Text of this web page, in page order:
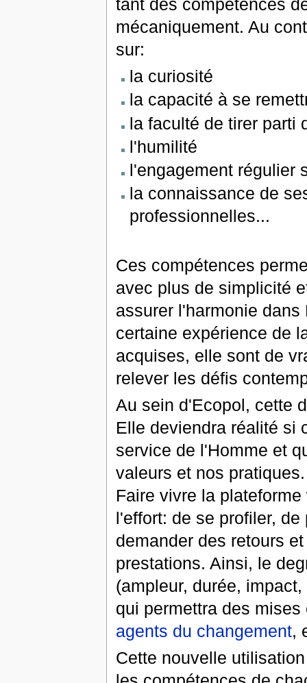
tant des compétences
mécaniquement. Au
sur:
la curiosité
la capacité à se
la faculté de tirer parti
l'humilité
l'engagement régulier
la connaissance de
professionnelles...
Ces compétences
avec plus de simplicité
assurer l'harmonie
certaine expérience de
acquises, elle sont de
relever les défis
Au sein d'Ecopol, cette
Elle deviendra réalité si
service de l'Homme et
valeurs et nos pratiques.
Faire vivre la
l'effort: de se profiler,
demander des retours
prestations. Ainsi, le
(ampleur, durée,
qui permettra des
agents du changement,
Cette nouvelle